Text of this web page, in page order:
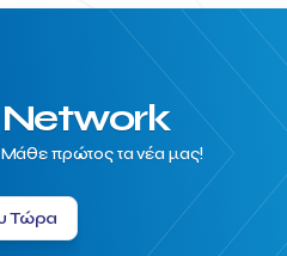
Network
Μάθε πρώτος τα νέα μας!
Τώρα